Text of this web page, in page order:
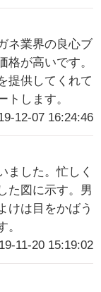
ネ業界の良心ブ
が高いです。
提供してくれて
トします。
12-07 16:24:46
ました。忙しく
た図に示す。男
けは目をかばう
。
11-20 15:19:02